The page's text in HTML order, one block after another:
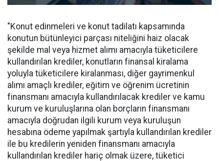
"Konut edinmeleri ve konut tadilatı kapsamında
konutun bütünleyici parçası niteliğini haiz olacak
şekilde mal veya hizmet alımı amacıyla tüketicilere
kullandırılan krediler, konutların finansal kiralama
yoluyla tüketicilere kiralanması, diğer gayrimenkul
alımı amaçlı krediler, eğitim ve öğrenim ücretinin
finansmanı amacıyla kullandırılacak krediler ve kamu
kurum ve kuruluşlarına olan borçların finansmanı
amacıyla doğrudan ilgili kurum veya kuruluşun
hesabına ödeme yapılmak şartıyla kullandırılan krediler
ile bu kredilerin yeniden finansmanı amacıyla
kullandırılan krediler hariç olmak üzere, tüketici